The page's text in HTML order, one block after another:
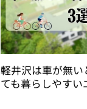
軽井沢は車が無い
ても暮らしやすい